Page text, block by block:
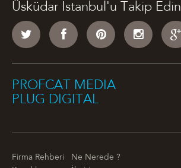
Üsküdar Istanbul'u Takip Edin
PROFCAT MEDIA
PLUG DIGITAL
Firma Rehberi
Ne Nerede ?